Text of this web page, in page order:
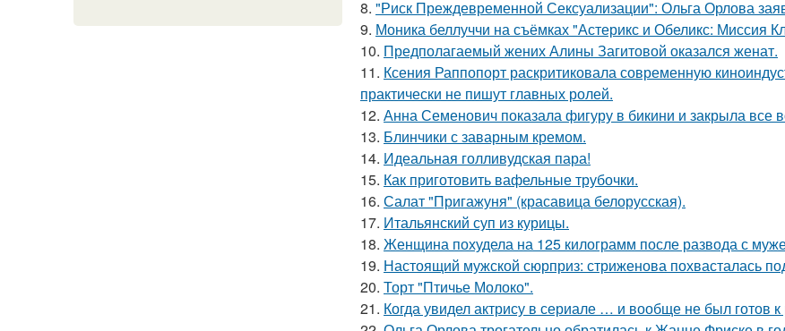
8. "Риск Преждевременной Сексуализации": Ольга Орлова
9. Моника беллуччи на съёмках "Астерикс и Обеликс: Миссия
10. Предполагаемый жених Алины Загитовой оказался женат.
11. Ксения Раппопорт раскритиковала современную
практически не пишут главных ролей.
12. Анна Семенович показала фигуру в бикини и закрыла все
13. Блинчики с заварным кремом.
14. Идеальная голливудская пара!
15. Как приготовить вафельные трубочки.
16. Салат "Пригажуня" (красавица белорусская).
17. Итальянский суп из курицы.
18. Женщина похудела на 125 килограмм после развода с
19. Настоящий мужской сюрприз: стриженова похвасталась
20. Торт "Птичье Молоко".
21. Когда увидел актрису в сериале … и вообще не был готов к